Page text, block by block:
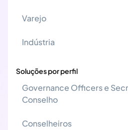
Varejo
Indústria
Soluções por perfil
Governance Officers e
Conselho
Conselheiros